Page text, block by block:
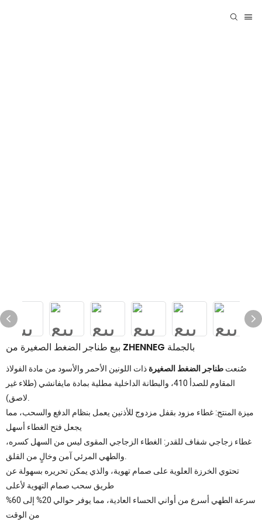
بيع طناجر الضغط الصغيرة من ZHENNEG بالجملة
صُنعتطناجر الضغط الصغيرةذات اللونين الأحمر والأسود من مادة الفولاذ
المقاوم للصدأ 410، والبطانة الداخلية مطلية بمادة مايفانشي (طلاء غير
لاصق).
ميزة المنتج: غطاء مزود بقفل مزدوج للأذنين يعمل بنظام الدفع والسحب، مما
يجعل فتح الغطاء أسهل
غطاء زجاجي شفاف للقدر: الغطاء الزجاجي المقوى ليس من السهل كسره،
والطهي المرئي آمن وخالٍ من القلق.
تحتوي الخرزة العلوية على صمام تهوية، والذي يمكن تحريره بسهولة عن
طريق سحب صمام التهوية لأعلى
سرعة الطهي أسرع من أواني الحساء العادية، مما يوفر حوالي 20% إلى 60%
من الوقت